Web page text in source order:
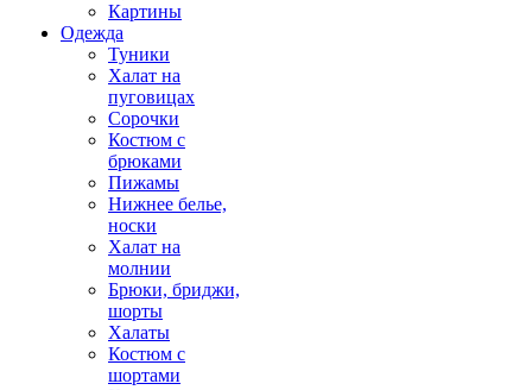
Картины
Одежда
Туники
Халат на
пуговицах
Сорочки
Костюм с
брюками
Пижамы
Нижнее белье,
носки
Халат на
молнии
Брюки, бриджи,
шорты
Халаты
Костюм с
шортами